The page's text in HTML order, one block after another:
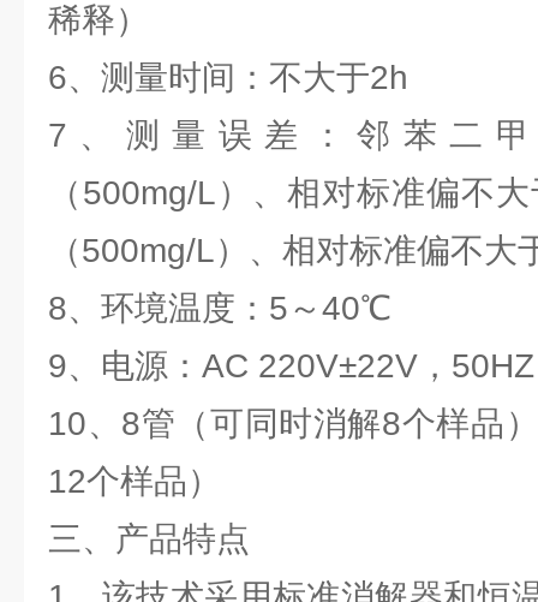
稀释）
6、测量时间：不大于2h
7、测量误差：邻苯二
（500mg/L）、相对标准偏不
（500mg/L）、相对标准偏不大
8、环境温度：5～40℃
9、电源：AC 220V±22V，50HZ
10、8管（可同时消解8个样品
12个样品）
三、产品特点